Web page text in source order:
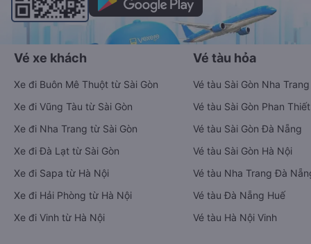
Vé xe khách
Xe đi Buôn Mê Thuột từ Sài Gòn
Xe đi Vũng Tàu từ Sài Gòn
Xe đi Nha Trang từ Sài Gòn
Xe đi Đà Lạt từ Sài Gòn
Xe đi Sapa từ Hà Nội
Xe đi Hải Phòng từ Hà Nội
Xe đi Vinh từ Hà Nội
Vé tàu hỏa
Vé tàu Sài Gòn Nha Trang
Vé tàu Sài Gòn Phan Thiết
Vé tàu Sài Gòn Đà Nẵng
Vé tàu Sài Gòn Hà Nội
Vé tàu Nha Trang Đà
Vé tàu Đà Nẵng Huế
Vé tàu Hà Nội Vinh